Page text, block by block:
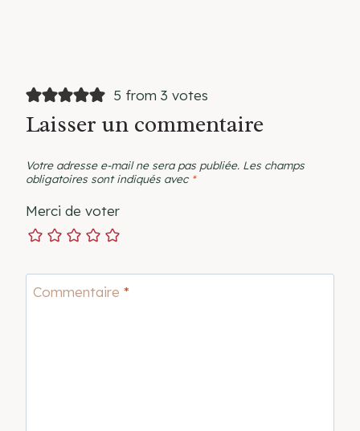
5 from 3 votes
Laisser un commentaire
Votre adresse e-mail ne sera pas publiée. Les champs
obligatoires sont indiqués avec *
Merci de voter
Commentaire *